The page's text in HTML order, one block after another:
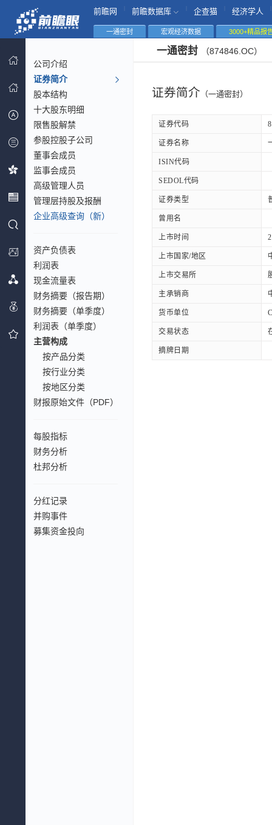
前瞻网 前瞻数据库 企查猫 经济学人
一通密封 宏观经济数据 3000+精品报
公司介绍
证券简介
股本结构
十大股东明细
限售股解禁
参股控股子公司
董事会成员
监事会成员
高级管理人员
管理层持股及报酬
企业高级查询（新）
资产负债表
利润表
现金流量表
财务摘要（报告期）
财务摘要（单季度）
利润表（单季度）
主营构成
按产品分类
按行业分类
按地区分类
财报原始文件（PDF）
每股指标
财务分析
杜邦分析
分红记录
并购事件
募集资金投向
一通密封 （874846.OC）
证券简介 （一通密封）
证券代码
证券名称
ISIN代码
SEDOL代码
证券类型
曾用名
上市时间
上市国家/地区
上市交易所
主承销商
货币单位
交易状态
摘牌日期